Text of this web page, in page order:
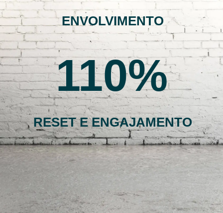
ENVOLVIMENTO
110
RESET E ENGAJAMENTO